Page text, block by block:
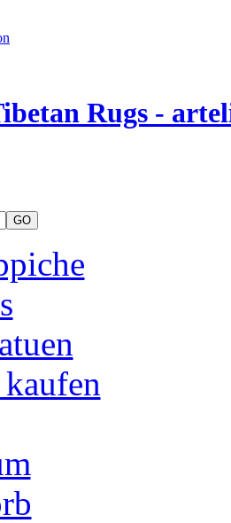
Rugs -